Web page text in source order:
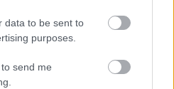
data to be sent to
purposes.
send me
készülj, hogy itt meg kell
lehetőségek közül
szállítási formának
el a szállításhoz